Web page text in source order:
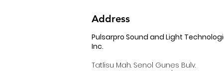
Address
Pulsarpro Sound and Light
Inc.
Tatlisu Mah. Senol Gunes Bulv.